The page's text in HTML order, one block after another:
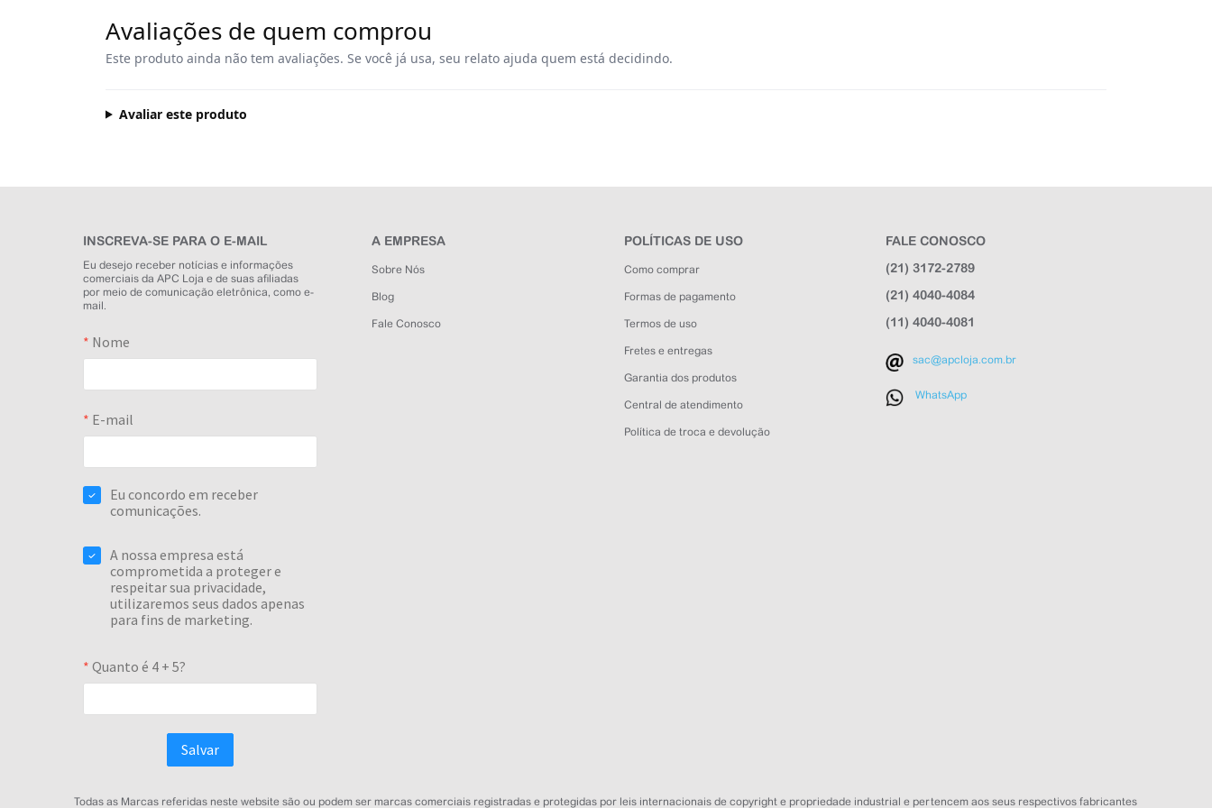
Avaliações de quem comprou
Este produto ainda não tem avaliações. Se você já usa, seu relato ajuda quem está decidindo.
Avaliar este produto
INSCREVA-SE PARA O E-MAIL
Eu desejo receber notícias e informações
comerciais da APC Loja e de suas afiliadas
por meio de comunicação eletrônica, como e-
mail.
A EMPRESA
Sobre Nós
Blog
Fale Conosco
POLÍTICAS DE USO
Como comprar
Formas de pagamento
Termos de uso
Fretes e entregas
Garantia dos produtos
Central de atendimento
Política de troca e devolução
FALE CONOSCO
(21) 3172-2789
(21) 4040-4084
(11) 4040-4081
sac@apcloja.com.br
WhatsApp
Todas as Marcas referidas neste website são ou podem ser marcas comerciais registradas e protegidas por leis internacionais de copyright e propriedade industrial e pertencem aos seus respectivos fabricantes
Iniciar conversa